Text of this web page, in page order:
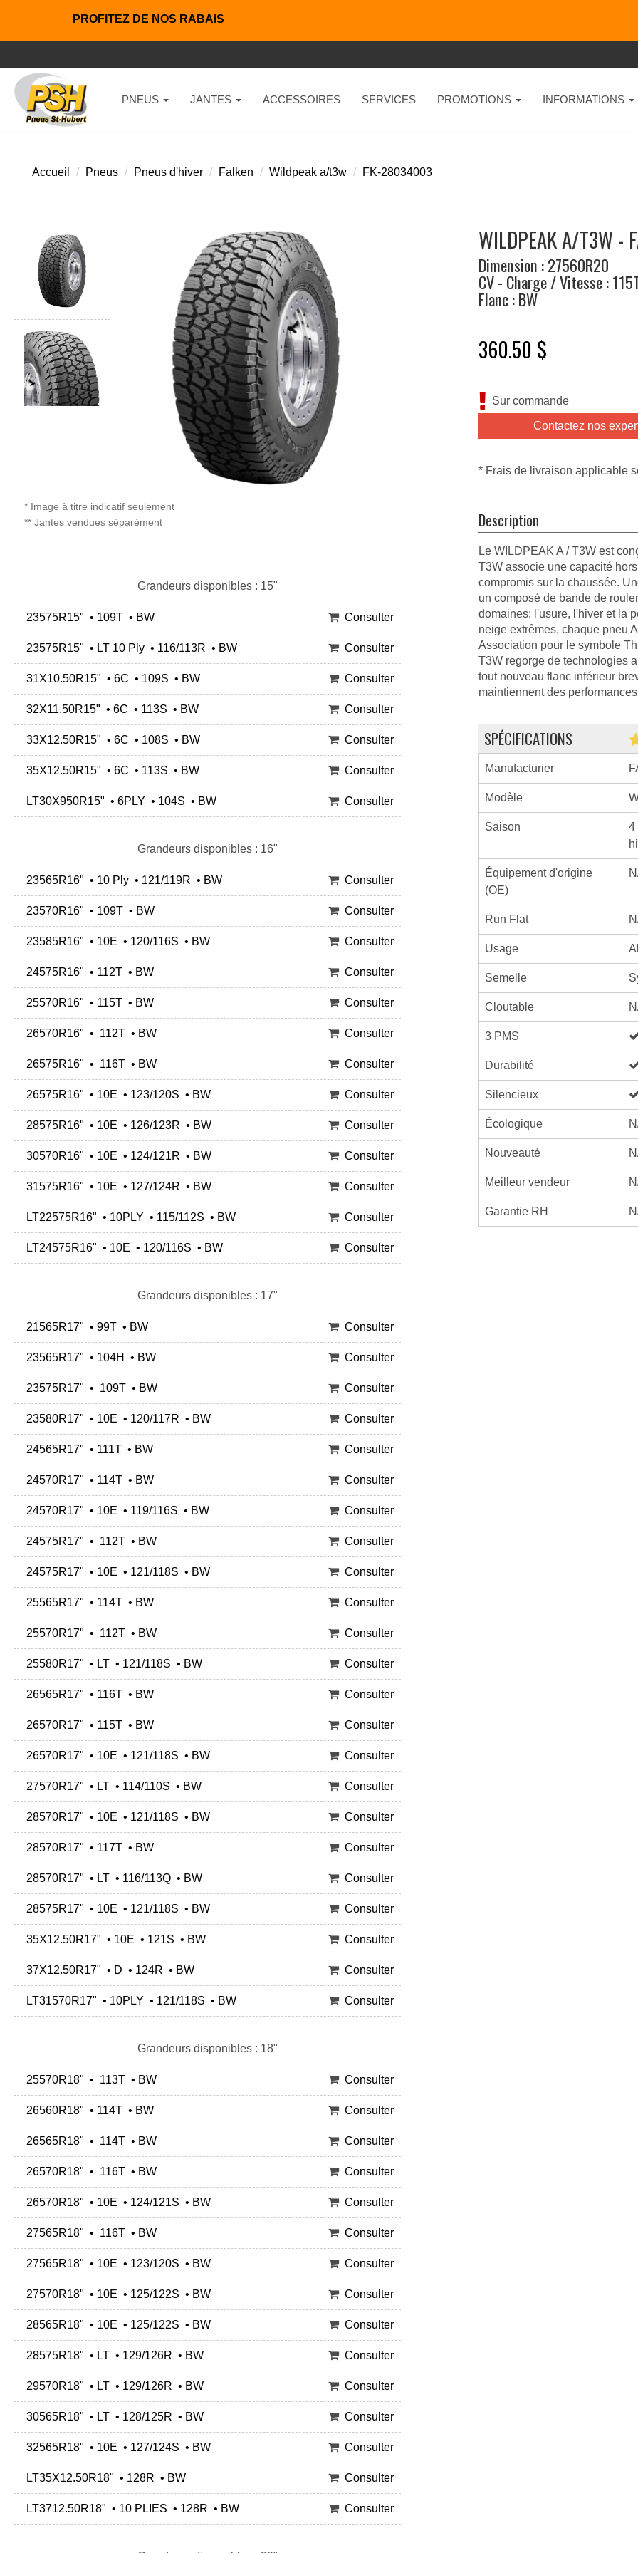
PROFITEZ DE NOS RABAIS
PNEUS JANTES ACCESSOIRES SERVICES PROMOTIONS INFORMATIONS
Accueil Pneus Pneus d'hiver Falken Wildpeak a/t3w FK-28034003
* Image à titre indicatif seulement
** Jantes vendues séparément
Grandeurs disponibles : 15"
23575R15" • 109T • BW Consulter
23575R15" • LT 10 Ply • 116/113R • BW Consulter
31X10.50R15" • 6C • 109S • BW Consulter
32X11.50R15" • 6C • 113S • BW Consulter
33X12.50R15" • 6C • 108S • BW Consulter
35X12.50R15" • 6C • 113S • BW Consulter
LT30X950R15" • 6PLY • 104S • BW Consulter
Grandeurs disponibles : 16"
23565R16" • 10 Ply • 121/119R • BW Consulter
23570R16" • 109T • BW Consulter
23585R16" • 10E • 120/116S • BW Consulter
24575R16" • 112T • BW Consulter
25570R16" • 115T • BW Consulter
26570R16" • 112T • BW Consulter
26575R16" • 116T • BW Consulter
26575R16" • 10E • 123/120S • BW Consulter
28575R16" • 10E • 126/123R • BW Consulter
30570R16" • 10E • 124/121R • BW Consulter
31575R16" • 10E • 127/124R • BW Consulter
LT22575R16" • 10PLY • 115/112S • BW Consulter
LT24575R16" • 10E • 120/116S • BW Consulter
Grandeurs disponibles : 17"
21565R17" • 99T • BW Consulter
23565R17" • 104H • BW Consulter
23575R17" • 109T • BW Consulter
23580R17" • 10E • 120/117R • BW Consulter
24565R17" • 111T • BW Consulter
24570R17" • 114T • BW Consulter
24570R17" • 10E • 119/116S • BW Consulter
24575R17" • 112T • BW Consulter
24575R17" • 10E • 121/118S • BW Consulter
25565R17" • 114T • BW Consulter
25570R17" • 112T • BW Consulter
25580R17" • LT • 121/118S • BW Consulter
26565R17" • 116T • BW Consulter
26570R17" • 115T • BW Consulter
26570R17" • 10E • 121/118S • BW Consulter
27570R17" • LT • 114/110S • BW Consulter
28570R17" • 10E • 121/118S • BW Consulter
28570R17" • 117T • BW Consulter
28570R17" • LT • 116/113Q • BW Consulter
28575R17" • 10E • 121/118S • BW Consulter
35X12.50R17" • 10E • 121S • BW Consulter
37X12.50R17" • D • 124R • BW Consulter
LT31570R17" • 10PLY • 121/118S • BW Consulter
Grandeurs disponibles : 18"
25570R18" • 113T • BW Consulter
26560R18" • 114T • BW Consulter
26565R18" • 114T • BW Consulter
26570R18" • 116T • BW Consulter
26570R18" • 10E • 124/121S • BW Consulter
27565R18" • 116T • BW Consulter
27565R18" • 10E • 123/120S • BW Consulter
27570R18" • 10E • 125/122S • BW Consulter
28565R18" • 10E • 125/122S • BW Consulter
28575R18" • LT • 129/126R • BW Consulter
29570R18" • LT • 129/126R • BW Consulter
30565R18" • LT • 128/125R • BW Consulter
32565R18" • 10E • 127/124S • BW Consulter
LT35X12.50R18" • 128R • BW Consulter
LT3712.50R18" • 10 PLIES • 128R • BW Consulter
WILDPEAK A/T3W -
Dimension : 27560R20
CV - Charge / Vitesse :
Flanc : BW
360.50 $
Sur commande
Contactez nos
* Frais de livraison applicable
Description
Le WILDPEAK A / T3W est
T3W associe une capacité
compromis sur la chaussée.
un composé de bande de
domaines: l'usure, l'hiver et la
neige extrêmes, chaque pneu
Association pour le symbole
T3W regorge de technologies
tout nouveau flanc inférieur
maintiennent des
SPÉCIFICATIONS
Manufacturier
Modèle
Saison
4
Équipement d'origine
(OE)
Run Flat
Usage
Semelle
Cloutable
3 PMS
Durabilité
Silencieux
Écologique
Nouveauté
Meilleur vendeur
Garantie RH